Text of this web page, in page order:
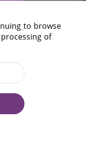
to browse
of